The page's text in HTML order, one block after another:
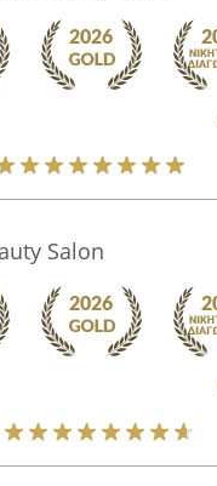
Salon